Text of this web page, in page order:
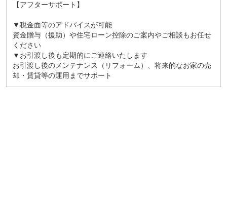
【アフターサポート】
▼税金面等のアドバイスが可能
資金贈与（援助）や住宅ローン控除のご案内やご相談もお任せ
ください
▼お引渡し後も定期的にご連絡いたします
お引渡し後のメンテナンス（リフォーム）、将来的なお家の売
却・賃貸等の運用までサポート